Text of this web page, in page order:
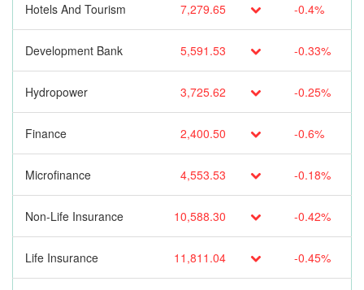
Hotels And Tourism 7,279.65 -0.4%
Development Bank 5,591.53 -0.33%
Hydropower 3,725.62 -0.25%
Finance 2,400.50 -0.6%
Microfinance 4,553.53 -0.18%
Non-Life Insurance 10,588.30 -0.42%
Life Insurance 11,811.04 -0.45%